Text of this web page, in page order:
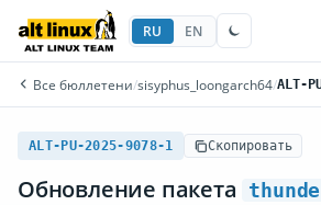
RU EN
Все бюллетени/sisyphus_loongarch64/ALT-
ALT-PU-2025-9078-1 Скопировать
Обновление пакета